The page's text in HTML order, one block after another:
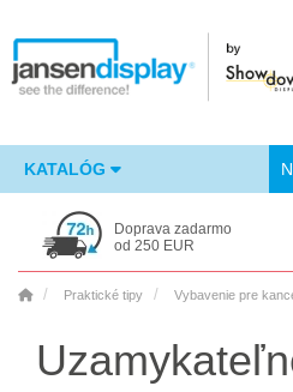
KATALÓG
Doprava zadarmo
od 250 EUR
Praktické tipy Vybavenie pre